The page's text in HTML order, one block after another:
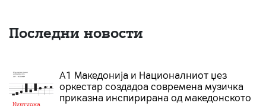
Последни новости
А1 Македонија и Националниот џез
оркестар создадоа современа музичка
приказна инспирирана од македонското